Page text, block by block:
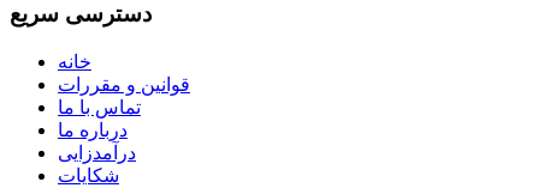
دسترسی سریع
خانه
قوانین و مقررات
تماس با ما
درباره ما
درآمدزایی
شکایات